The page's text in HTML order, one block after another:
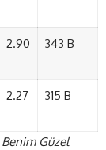
2.90 343 B
2.27 315 B
Benim Güzel